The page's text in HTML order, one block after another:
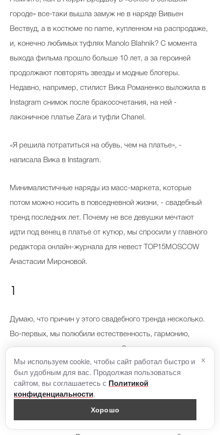
городе» все-таки вышла замуж не в наряде Вивьен
Вествуд, а в костюме no name, купленном на распродаже,
и, конечно любимых туфлях Manolo Blahnik? С момента
выхода фильма прошло больше 10 лет, а за героиней
продолжают повторять звезды и модные блогеры.
Недавно, например, стилист Вика Романенко выложила в
Instagram снимок после бракосочетания, на ней -
лаконичное платье Zara и туфли Chanel.
«Я решила потратиться на обувь, чем на платье», -
написала Вика в Instagram.
Минималистичные наряды из масс-маркета, которые
потом можно носить в повседневной жизни, - свадебный
тренд последних лет. Почему не все девушки мечтают
идти под венец в платье от кутюр, мы спросили у главного
редактора онлайн-журнала для невест TOP15MOSCOW
Анастасии Мироновой.
Думаю, что причин у этого свадебного тренда несколько.
Во-первых, мы полюбили естественность, гармонию,
индивидуальность, минимализм. Современным невестам
чаще хочется оставаться собой на свадьбе, а не «играть в
принцессу». Они предпочтут всю ночь танцевать в легком
белом сарафане, чем сидеть на банкете в тяжелой юбке.
Во-вторых, все стали задумываться об экологии,
Мы используем cookie, чтобы сайт работал быстро и
был удобным для вас. Продолжая пользоваться
сайтом, вы соглашаетесь с Политикой
конфиденциальности.
Хорошо
×